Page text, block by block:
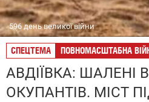
596 день великої війни
СПЕЦТЕМА ПОВНОМАСШТАБНА
АВДІЇВКА: ШАЛЕНІ
ОКУПАНТІВ. МІСТ